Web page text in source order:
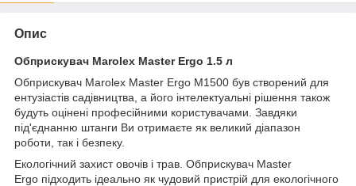
Опис
Обприскувач Marolex Master Ergo 1.5 л
Обприскувач Marolex Master Ergo M1500 був створений для
ентузіастів садівництва, а його інтелектуальні рішення також
будуть оцінені професійними користувачами. Завдяки
під'єднанню штанги Ви отримаєте як великий діапазон
роботи, так і безпеку.
Екологічний захист овочів і трав. Обприскувач Master
Ergo підходить ідеально як чудовий пристрій для екологічного